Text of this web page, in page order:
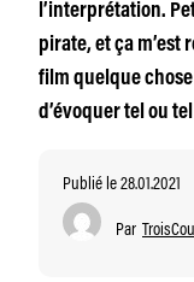
l’interprétation.
pirate, et ça m’est
film quelque
d’évoquer tel ou
Publié le 28.01.2021
Par